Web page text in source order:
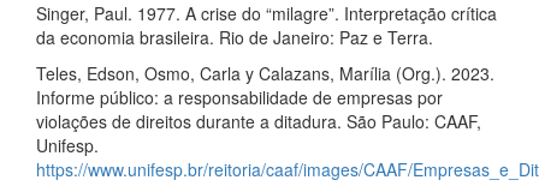
Singer, Paul. 1977. A crise do “milagre”. Interpretação crítica
da economia brasileira. Rio de Janeiro: Paz e Terra.
Teles, Edson, Osmo, Carla y Calazans, Marília (Org.). 2023.
Informe público: a responsabilidade de empresas por
violações de direitos durante a ditadura. São Paulo: CAAF,
Unifesp.
https://www.unifesp.br/reitoria/caaf/images/CAAF/